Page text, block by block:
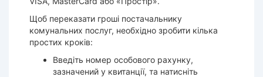
Щоб переказати гроші постачальнику
комунальних послуг, необхідно зробити кілька
простих кроків:
Введіть номер особового рахунку,
зазначений у квитанції, та натисніть